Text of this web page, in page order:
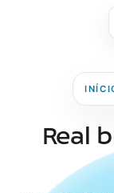
Real